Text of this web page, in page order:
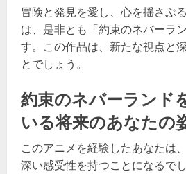
冒険と発見を愛し、心を揺さぶ
は、是非とも「約束のネバーラ
す。この作品は、新たな視点と
とでしょう。
約束のネバーランド
いる将来のあなたの
このアニメを経験したあなたは
深い感受性を持つことになるで